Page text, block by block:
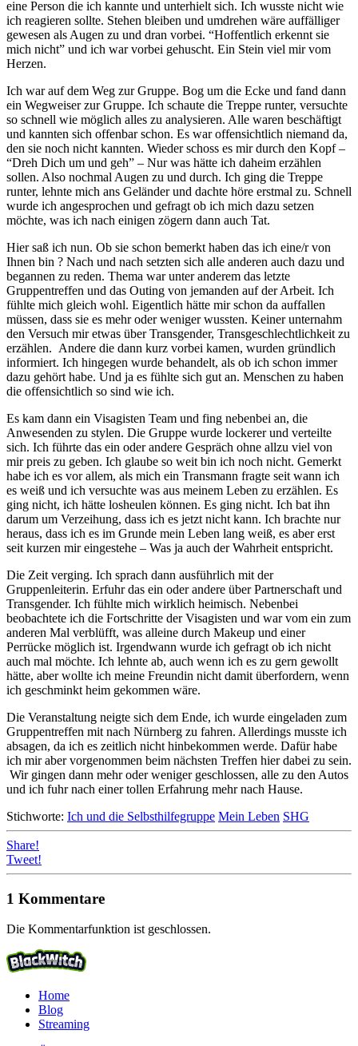
eine Person die ich kannte und unterhielt sich. Ich wusste nicht wie
ich reagieren sollte. Stehen bleiben und umdrehen wäre auffälliger
gewesen als Augen zu und dran vorbei. “Hoffentlich erkennt sie
mich nicht” und ich war vorbei gehuscht. Ein Stein viel mir vom
Herzen.
Ich war auf dem Weg zur Gruppe. Bog um die Ecke und fand dann
ein Wegweiser zur Gruppe. Ich schaute die Treppe runter, versuchte
so schnell wie möglich alles zu analysieren. Alle waren beschäftigt
und kannten sich offenbar schon. Es war offensichtlich niemand da,
den sie noch nicht kannten. Wieder schoss es mir durch den Kopf –
“Dreh Dich um und geh” – Nur was hätte ich daheim erzählen
sollen. Also nochmal Augen zu und durch. Ich ging die Treppe
runter, lehnte mich ans Geländer und dachte höre erstmal zu. Schnell
wurde ich angesprochen und gefragt ob ich mich dazu setzen
möchte, was ich nach einigen zögern dann auch Tat.
Hier saß ich nun. Ob sie schon bemerkt haben das ich eine/r von
Ihnen bin ? Nach und nach setzten sich alle anderen auch dazu und
begannen zu reden. Thema war unter anderem das letzte
Gruppentreffen und das Outing von jemanden auf der Arbeit. Ich
fühlte mich gleich wohl. Eigentlich hätte mir schon da auffallen
müssen, dass sie es mehr oder weniger wussten. Keiner unternahm
den Versuch mir etwas über Transgender, Transgeschlechtlichkeit zu
erzählen. Andere die dann kurz vorbei kamen, wurden gründlich
informiert. Ich hingegen wurde behandelt, als ob ich schon immer
dazu gehört habe. Und ja es fühlte sich gut an. Menschen zu haben
die offensichtlich so sind wie ich.
Es kam dann ein Visagisten Team und fing nebenbei an, die
Anwesenden zu stylen. Die Gruppe wurde lockerer und verteilte
sich. Ich führte das ein oder andere Gespräch ohne allzu viel von
mir preis zu geben. Ich glaube so weit bin ich noch nicht. Gemerkt
habe ich es vor allem, als mich ein Transmann fragte seit wann ich
es weiß und ich versuchte was aus meinem Leben zu erzählen. Es
ging nicht, ich hätte losheulen können. Es ging nicht. Ich bat ihn
darum um Verzeihung, dass ich es jetzt nicht kann. Ich brachte nur
heraus, dass ich es im Grunde mein Leben lang weiß, es aber erst
seit kurzen mir eingestehe – Was ja auch der Wahrheit entspricht.
Die Zeit verging. Ich sprach dann ausführlich mit der
Gruppenleiterin. Erfuhr das ein oder andere über Partnerschaft und
Transgender. Ich fühlte mich wirklich heimisch. Nebenbei
beobachtete ich die Fortschritte der Visagisten und war vom ein zum
anderen Mal verblüfft, was alleine durch Makeup und einer
Perrücke möglich ist. Irgendwann wurde ich gefragt ob ich nicht
auch mal möchte. Ich lehnte ab, auch wenn ich es zu gern gewollt
hätte, aber wollte ich meine Freundin nicht damit überfordern, wenn
ich geschminkt heim gekommen wäre.
Die Veranstaltung neigte sich dem Ende, ich wurde eingeladen zum
Gruppentreffen mit nach Nürnberg zu fahren. Allerdings musste ich
absagen, da ich es zeitlich nicht hinbekommen werde. Dafür habe
ich mir aber vorgenommen beim nächsten Treffen hier dabei zu sein.
Wir gingen dann mehr oder weniger geschlossen, alle zu den Autos
und ich fuhr nach einer tollen Erfahrung mehr nach Hause.
Stichworte: Ich und die Selbsthilfegruppe Mein Leben SHG
Share!
Tweet!
1 Kommentare
Die Kommentarfunktion ist geschlossen.
Home
Blog
Streaming